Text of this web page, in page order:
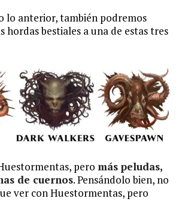
lo anterior, también podremos
hordas bestiales a una de estas tres
pero más peludas,
de cuernos. Pensándolo bien, no
ver con Huestormentas, pero